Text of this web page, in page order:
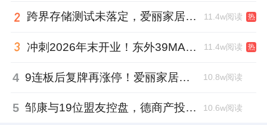
房企融资分层：国央企融资渠道畅通，融资成
下；民营房企融资环境虽有边际改善，但整体
局延续。
1.1.3 行业共性政策
跨界存储测试未落定，爱丽家居复牌前自揭多重风险 11.4w阅读 热
冲刺2026年末开业！东外39MALL全球招商启幕，重构东直门商圈格局 11.4w阅读 热
4 9连板后复牌再涨停！爱丽家居市盈率318倍，跨界收购案尚未落地 10.8w阅读
5 邹康与19位盟友控盘，德商产投服务散户绝迹 10.6w阅读